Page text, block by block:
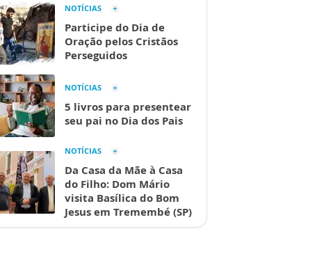
NOTÍCIAS
Participe do Dia de
Oração pelos Cristãos
Perseguidos
NOTÍCIAS
5 livros para presentear
seu pai no Dia dos Pais
NOTÍCIAS
Da Casa da Mãe à Casa
do Filho: Dom Mário
visita Basílica do Bom
Jesus em Tremembé (SP)